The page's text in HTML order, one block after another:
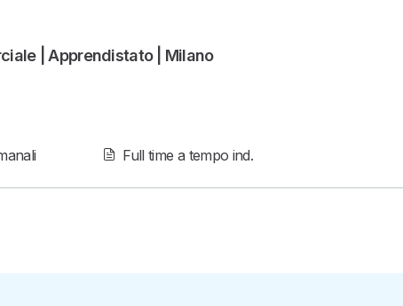
| Apprendistato | Milano
Full time a tempo ind.